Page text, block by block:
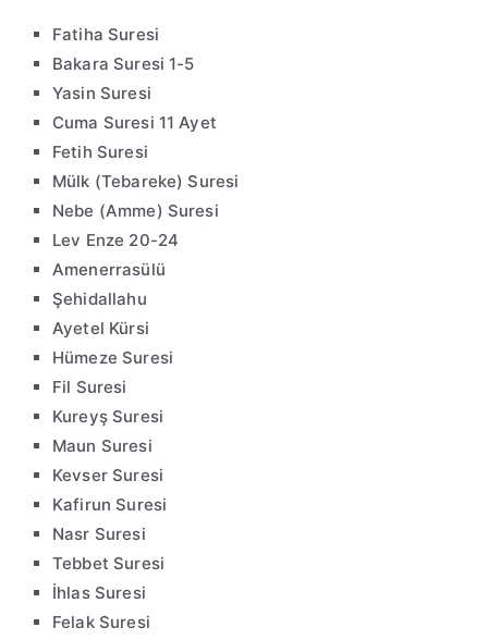
Fatiha Suresi
Bakara Suresi 1-5
Yasin Suresi
Cuma Suresi 11 Ayet
Fetih Suresi
Mülk (Tebareke) Suresi
Nebe (Amme) Suresi
Lev Enze 20-24
Amenerrasülü
Şehidallahu
Ayetel Kürsi
Hümeze Suresi
Fil Suresi
Kureyş Suresi
Maun Suresi
Kevser Suresi
Kafirun Suresi
Nasr Suresi
Tebbet Suresi
İhlas Suresi
Felak Suresi